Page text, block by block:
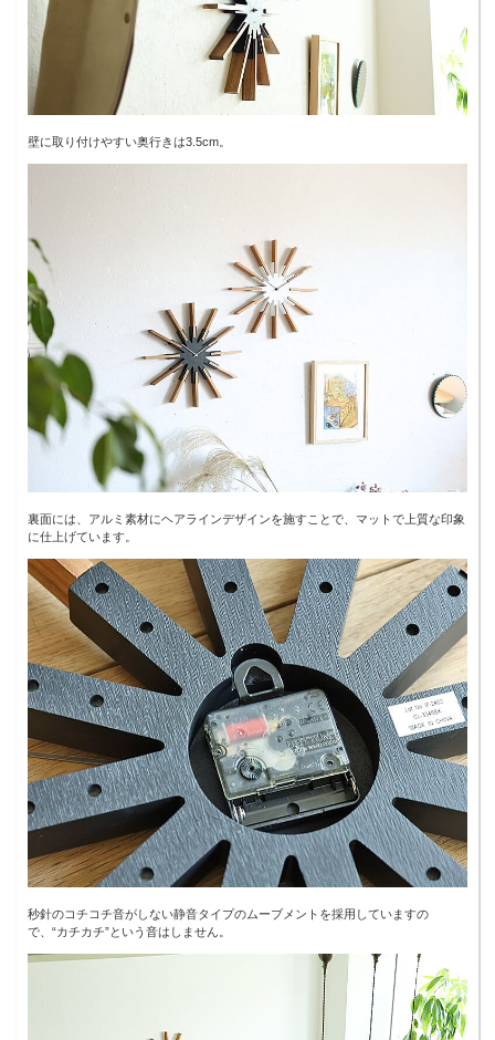
壁に取り付けやすい奥行きは3.5cm。
裏面には、アルミ素材にヘアラインデザインを施すことで、マットで上質な印象
に仕上げています。
秒針のコチコチ音がしない静音タイプのムーブメントを採用していますの
で、“カチカチ”という音はしません。